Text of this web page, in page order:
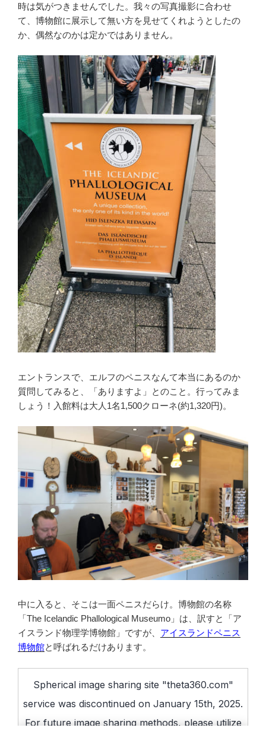
時は気がつきませんでした。我々の写真撮影に合わせ
て、博物館に展示して無い方を見せてくれようとしたの
か、偶然なのかは定かではありません。
エントランスで、エルフのペニスなんて本当にあるのか
質問してみると、「ありますよ」とのこと。行ってみま
しょう！入館料は大人1名1,500クローネ(約1,320円)。
中に入ると、そこは一面ペニスだらけ。博物館の名称
「The Icelandic Phallological Museumo」は、訳すと「ア
イスランド物理学博物館」ですが、 アイスランドペニス
博物館と呼ばれるだけあります。